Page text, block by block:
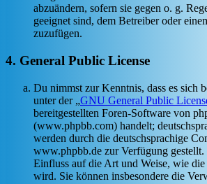
abzuändern, sofern sie gegen o. g.
geeignet sind, dem Betreiber oder
zuzufügen.
4. General Public License
Du nimmst zur Kenntnis, dass es sich
unter der „GNU General Public
bereitgestellten Foren-Software von
(www.phpbb.com) handelt;
werden durch die deutschsprachige
www.phpbb.de zur Verfügung gestellt.
Einfluss auf die Art und Weise, wie
wird. Sie können insbesondere die